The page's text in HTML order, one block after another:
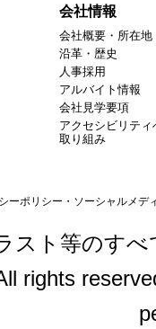
会社情報
会社概要・所在地
沿革・歴史
人事採用
アルバイト情報
会社見学要項
アクセシビリティ
取り組み
ーポリシー・ソーシャルメデ
スト等のす
rights